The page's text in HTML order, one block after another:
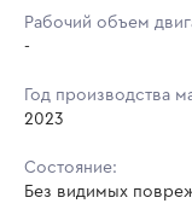
Рабочий объем
-
Год производства
2023
Состояние:
Без видимых